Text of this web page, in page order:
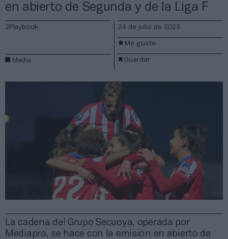
en abierto de Segunda y de la Liga F
La cadena del Grupo Secuoya, operada por
Mediapro, se hace con la emisión en abierto de
2Playbook
Media
24 de julio de 2025
Guardar
Me gusta